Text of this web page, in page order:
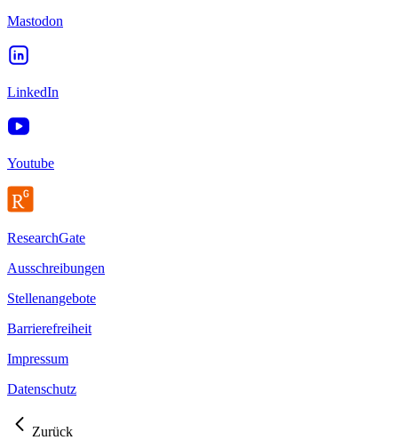
Mastodon
LinkedIn
Youtube
ResearchGate
Ausschreibungen
Stellenangebote
Barrierefreiheit
Impressum
Datenschutz
Zurück